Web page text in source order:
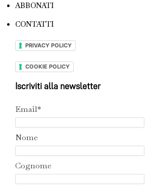
ABBONATI
CONTATTI
PRIVACY POLICY
COOKIE POLICY
Iscriviti alla newsletter
Email*
Nome
Cognome